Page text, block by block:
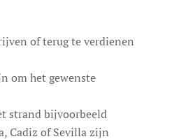
of terug te verdienen
om het gewenste
strand bijvoorbeeld
Cadiz of Sevilla zijn